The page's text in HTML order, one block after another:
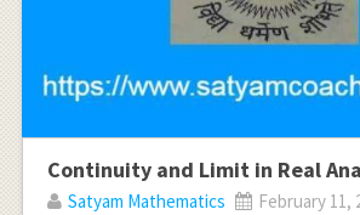
Continuity and Limit in Real
Satyam Mathematics February 11,